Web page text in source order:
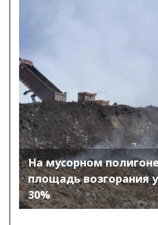
На мусорном
площадь возгорания
30%